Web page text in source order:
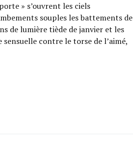
» s’ouvrent les ciels
souples les battements de
de lumière tiède de janvier et les
sensuelle contre le torse de l’aimé,